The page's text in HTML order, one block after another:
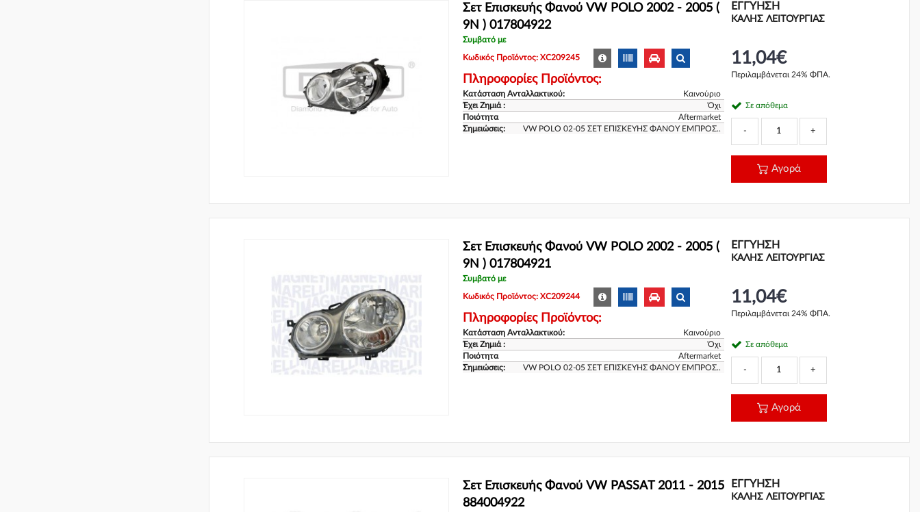
Σετ Επισκευής Φανού VW POLO 2002 - 2005 (
9N ) 017804922
Συμβατό με
Κωδικός Προϊόντος: XC209245
Πληροφορίες Προϊόντος:
Κατάσταση Ανταλλακτικού:
Καινούριο
Έχει Ζημιά :
Όχι
Ποιότητα
Aftermarket
Σημειώσεις:
VW POLO 02-05 ΣΕΤ ΕΠΙΣΚΕΥΗΣ ΦΑΝΟΥ ΕΜΠΡΟΣ..
ΕΓΓΎΗΣΗ
ΚΑΛΗΣ ΛΕΙΤΟΥΡΓΙΑΣ
11,04€
Περιλαμβάνεται 24% ΦΠΑ.
Σε απόθεμα
- +
Αγορά
Σετ Επισκευής Φανού VW POLO 2002 - 2005 (
9N ) 017804921
Συμβατό με
Κωδικός Προϊόντος: XC209244
Πληροφορίες Προϊόντος:
Κατάσταση Ανταλλακτικού:
Καινούριο
Έχει Ζημιά :
Όχι
Ποιότητα
Aftermarket
Σημειώσεις:
VW POLO 02-05 ΣΕΤ ΕΠΙΣΚΕΥΗΣ ΦΑΝΟΥ ΕΜΠΡΟΣ..
ΕΓΓΎΗΣΗ
ΚΑΛΗΣ ΛΕΙΤΟΥΡΓΙΑΣ
11,04€
Περιλαμβάνεται 24% ΦΠΑ.
Σε απόθεμα
- +
Αγορά
Σετ Επισκευής Φανού VW PASSAT 2011 - 2015
884004922
ΕΓΓΎΗΣΗ
ΚΑΛΗΣ ΛΕΙΤΟΥΡΓΙΑΣ